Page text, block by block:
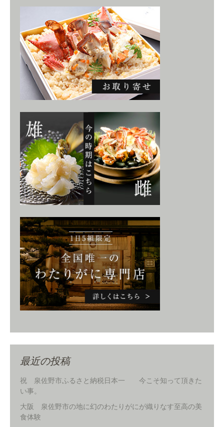
最近の投稿
祝 泉佐野市ふるさと納税日本一 今こそ知って頂きた
い事。
大阪 泉佐野市の地に幻のわたりがにが織りなす至高の美
食体験